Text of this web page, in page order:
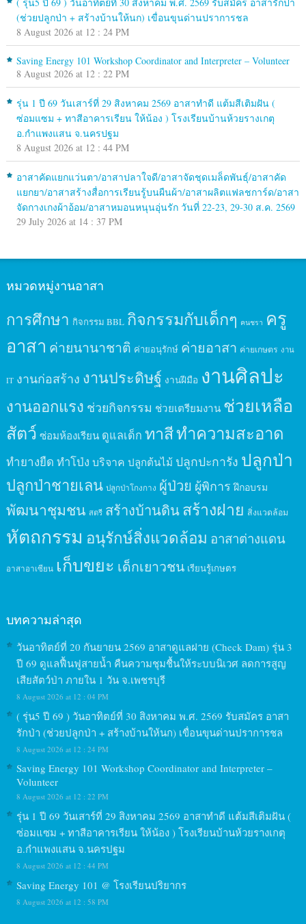
(ช่วยปลูกป่า + สร้างบ้านให้นก) เขื่อนขุนด่านปราการชล
8 August 2026 at 12 : 24 PM
Saving Energy 101 Workshop Coordinator and Interpreter – Volunteer
8 August 2026 at 12 : 22 PM
รุ่น 1 ปี 69 วันเสาร์ที่ 29 สิงหาคม 2569 อาสาทำดี แต้มสีเติมฝัน (
ซ่อมแซม + ทาสีอาคารเรียน ให้น้อง ) โรงเรียนบ้านห้วยรางเกตุ
อ.กำแพงแสน จ.นครปฐม
8 August 2026 at 12 : 44 PM
อาสาคัดแยกแว่นตา/อาสาปลาใจดี/อาสาจัดชุดเมล็ดพันธุ์/อาสาคัด
แยกยา/อาสาสร้างสื่อการเรียนรู้บนผืนผ้า/อาสาผลิตแฟลชการ์ด/อาสา
จัดกางเกงผ้าอ้อม/อาสาหมอนหนุนอุ่นรัก วันที่ 22-23, 29-30 ส.ค. 2569
29 July 2026 at 14 : 37 PM
หมวดหมู่งานอาสา
การศึกษา กิจกรรม BBL กิจกรรมกับเด็กๆ คนชรา ครู
อาสา ค่ายนานาชาติ ค่ายอนุรักษ์ ค่ายอาสา ค่ายเกษตร งาน
IT งานก่อสร้าง งานประดิษฐ์ งานฝีมือ งานศิลปะ
งานออกแรง ช่วยกิจกรรม ช่วยเตรียมงาน ช่วยเหลือ
สัตว์ ซ่อมห้องเรียน ดูแลเด็ก ทาสีทำความสะอาด
ทำยางยืด ทำโป่ง บริจาค ปลูกต้นไม้ ปลูกปะการัง ปลูกป่า
ปลูกป่าชายเลน ปลูกป่าโกงกาง ผู้ป่วย ผู้พิการ ฝึกอบรม
พัฒนาชุมชน สตรี สร้างบ้านดินสร้างฝาย สิ่งแวดล้อม
หัตถกรรม อนุรักษ์สิ่งแวดล้อม อาสาต่างแดน
อาสาอาเซียน เก็บขยะ เด็กเยาวชน เรียนรู้เกษตร
บทความล่าสุด
วันอาทิตย์ที่ 20 กันยายน 2569 อาสาดูแลฝาย (Check Dam) รุ่น 3
ปี 69 ดูแลฟื้นฟูสายน้ำ คืนความชุมชื้นให้ระบบนิเวศ ลดการสูญ
เสียสัตว์ป่า ภายใน 1 วัน จ.เพชรบุรี
8 August 2026 at 12 : 04 PM
( รุ่น5 ปี 69 ) วันอาทิตย์ที่ 30 สิงหาคม พ.ศ. 2569 รับสมัคร อาสา
รักป่า (ช่วยปลูกป่า + สร้างบ้านให้นก) เขื่อนขุนด่านปราการชล
8 August 2026 at 12 : 24 PM
Saving Energy 101 Workshop Coordinator and Interpreter –
Volunteer
8 August 2026 at 12 : 22 PM
รุ่น 1 ปี 69 วันเสาร์ที่ 29 สิงหาคม 2569 อาสาทำดี แต้มสีเติมฝัน (
ซ่อมแซม + ทาสีอาคารเรียน ให้น้อง ) โรงเรียนบ้านห้วยรางเกตุ
อ.กำแพงแสน จ.นครปฐม
8 August 2026 at 12 : 44 PM
Saving Energy 101 @ โรงเรียนปริยากร
8 August 2026 at 12 : 58 PM